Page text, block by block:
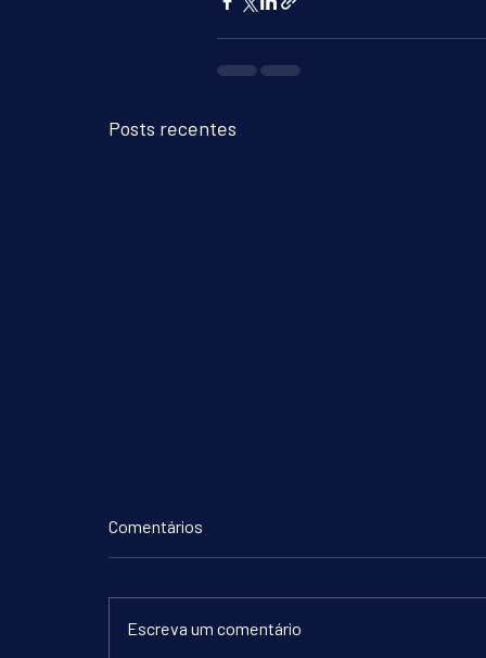
Posts recentes
Comentários
Escreva um comentário